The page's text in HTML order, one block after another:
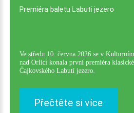
Premiéra baletu Labutí jezero
Ve středu 10. června 2026 se v
nad Orlicí konala první premiéra
Čajkovského Labutí jezero.
Přečtěte si více